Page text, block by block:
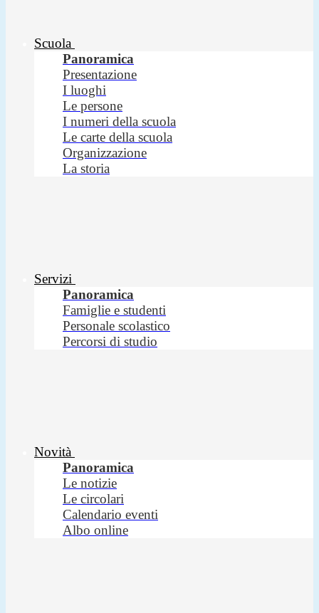
Scuola
Panoramica
Presentazione
I luoghi
Le persone
I numeri della scuola
Le carte della scuola
Organizzazione
La storia
Servizi
Panoramica
Famiglie e studenti
Personale scolastico
Percorsi di studio
Novità
Panoramica
Le notizie
Le circolari
Calendario eventi
Albo online